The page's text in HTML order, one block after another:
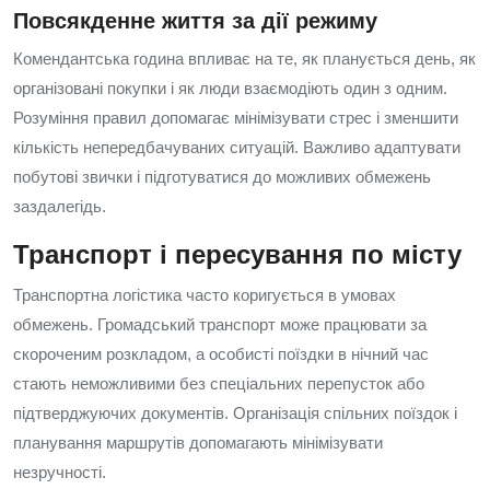
Повсякденне життя за дії режиму
Комендантська година впливає на те, як планується день, як
організовані покупки і як люди взаємодіють один з одним.
Розуміння правил допомагає мінімізувати стрес і зменшити
кількість непередбачуваних ситуацій. Важливо адаптувати
побутові звички і підготуватися до можливих обмежень
заздалегідь.
Транспорт і пересування по місту
Транспортна логістика часто коригується в умовах
обмежень. Громадський транспорт може працювати за
скороченим розкладом, а особисті поїздки в нічний час
стають неможливими без спеціальних перепусток або
підтверджуючих документів. Організація спільних поїздок і
планування маршрутів допомагають мінімізувати
незручності.